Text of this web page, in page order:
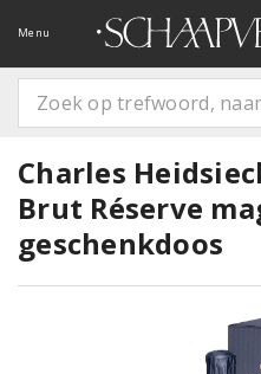
Menu
Charles
Brut Réserve
geschenkdoos